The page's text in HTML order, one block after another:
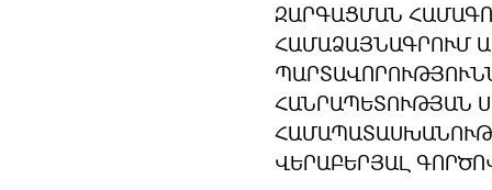
ԶԱՐԳԱՑՄԱՆ
ՀԱՄԱՁԱՅՆԱԳՐՈՒՄ
ՀԱՆՐԱՊԵՏՈՒԹՅԱՆ
ՎԵՐԱԲԵՐՅԱԼ